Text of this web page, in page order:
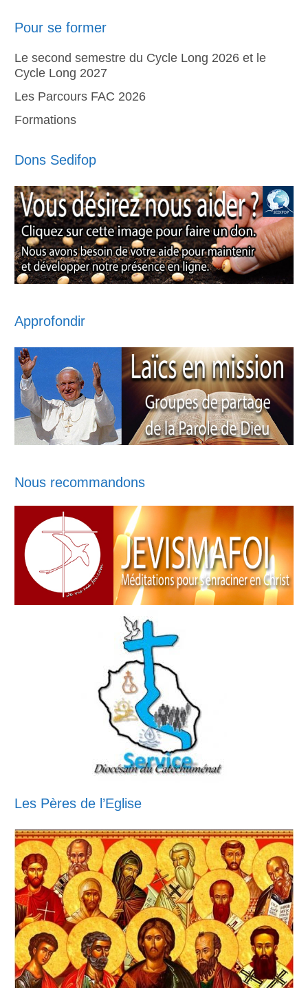
Pour se former
Le second semestre du Cycle Long 2026 et le
Cycle Long 2027
Les Parcours FAC 2026
Formations
Dons Sedifop
Approfondir
Nous recommandons
Les Pères de l’Eglise